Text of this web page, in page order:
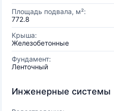
Площадь подвала, м²:
772.8
Крыша:
Железобетонные
Фундамент:
Ленточный
Инженерные системы